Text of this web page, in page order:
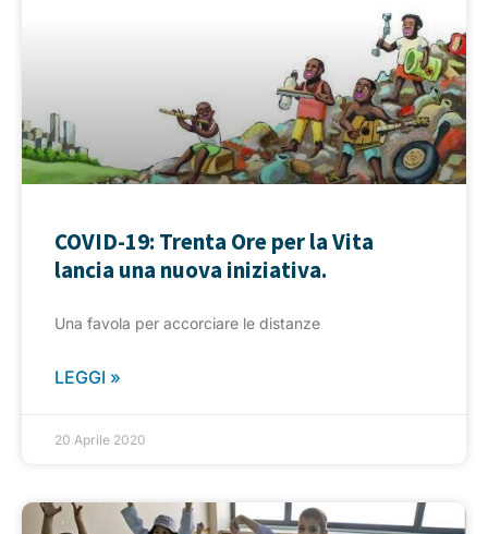
COVID-19: Trenta Ore per la Vita
lancia una nuova iniziativa.
Una favola per accorciare le distanze
LEGGI »
20 Aprile 2020